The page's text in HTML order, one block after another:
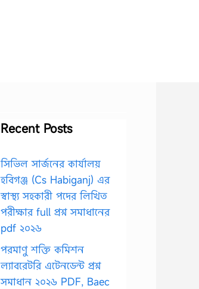
Recent Posts
সিভিল সার্জনের কার্যালয়
হবিগঞ্জ (Cs Habiganj) এর
স্বাস্থ্য সহকারী পদের লিখিত
পরীক্ষার full প্রশ্ন সমাধানের
pdf ২০২৬
পরমাণু শক্তি কমিশন
ল্যাবরেটরি এটেনডেন্ট প্রশ্ন
সমাধান ২০২৬ PDF, Baec